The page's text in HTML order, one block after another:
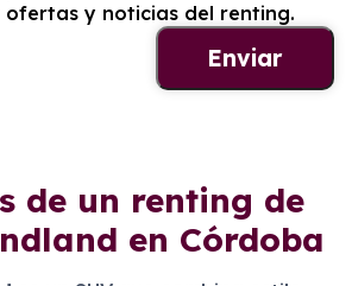
ofertas y noticias del renting.
de un renting de
en Córdoba